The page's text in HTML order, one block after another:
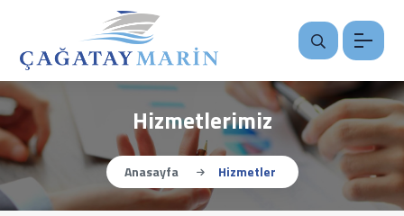
Hizmetlerimiz
Anasayfa Hizmetler